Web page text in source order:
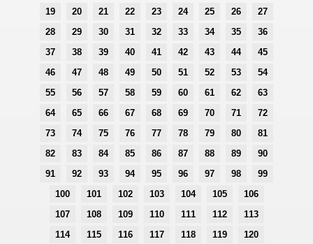
19
20 21 22 23 24 25 26
27
28
29 30 31 32 33 34 35
36
37
38 39 40 41 42 43 44
45
46
47 48 49 50 51 52 53
54
55
56 57 58 59 60 61 62
63
64
65 66 67 68 69 70 71
72
73
74 75 76 77 78 79 80
81
82
83 84 85 86 87 88 89
90
91
92 93 94 95 96 97 98
99
100
101 102 103 104 105
106
107
108 109 110 111 112
113
114
115 116 117 118 119
120